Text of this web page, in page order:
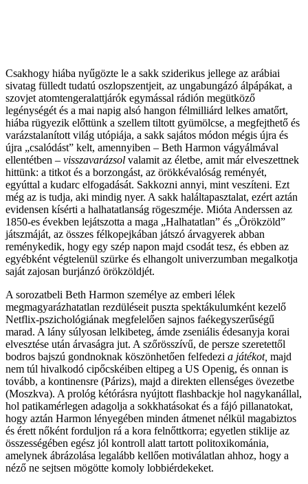
Csakhogy hiába nyűgözte le a sakk sziderikus jellege az arábiai
sivatag fülledt tudatú oszlopszentjeit, az ungabungázó álpápákat, a
szovjet atomtengeralattjárók egymással rádión megütköző
legénységét és a mai napig alsó hangon félmilliárd lelkes amatőrt,
hiába rügyezik előttünk a szellem tiltott gyümölcse, a megfejthető és
varázstalanított világ utópiája, a sakk sajátos módon mégis újra és
újra „csalódást” kelt, amennyiben – Beth Harmon vágyálmával
ellentétben – visszavarázsol valamit az életbe, amit már elveszettnek
hittünk: a titkot és a borzongást, az örökkévalóság reményét,
egyúttal a kudarc elfogadását. Sakkozni annyi, mint veszíteni. Ezt
még az is tudja, aki mindig nyer. A sakk haláltapasztalat, ezért aztán
evidensen kísérti a halhatatlanság rögeszméje. Mióta Anderssen az
1850-es években lejátszotta a maga „Halhatatlan” és „Örökzöld”
játszmáját, az összes félkopejkában játszó árvagyerek abban
reménykedik, hogy egy szép napon majd csodát tesz, és ebben az
egyébként végtelenül szürke és elhangolt univerzumban megalkotja
saját zajosan burjánzó örökzöldjét.
A sorozatbeli Beth Harmon személye az emberi lélek
megmagyarázhatatlan rezdüléseit puszta spektákulumként kezelő
Netflix-pszichológiának megfelelően sajnos faékegyszerűségű
marad. A lány súlyosan lelkibeteg, ámde zseniális édesanyja korai
elvesztése után árvaságra jut. A szőrösszívű, de persze szeretettől
bodros bajszú gondnoknak köszönhetően felfedezi a játékot, majd
nem túl hivalkodó cipőcskéiben eltipeg a US Openig, és onnan is
tovább, a kontinensre (Párizs), majd a direkten ellenséges övezetbe
(Moszkva). A prológ kétórásra nyújtott flashbackje hol nagykanállal,
hol patikamérlegen adagolja a sokkhatásokat és a fájó pillanatokat,
hogy aztán Harmon lényegében minden átmenet nélkül magabiztos
és érett nőként forduljon rá a kora felnőttkorra; egyetlen stiklije az
összességében egész jól kontroll alatt tartott politoxikománia,
amelynek ábrázolása legalább kellően motiválatlan ahhoz, hogy a
néző ne sejtsen mögötte komoly lobbiérdekeket.